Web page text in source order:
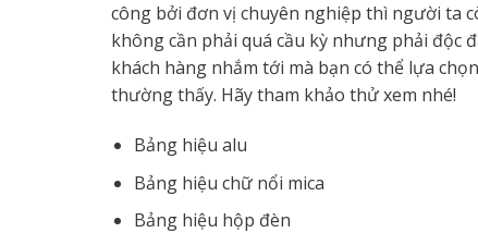
công bởi đơn vị chuyên nghiệp thì người ta
không cần phải quá cầu kỳ nhưng phải độc
khách hàng nhắm tới mà bạn có thể lựa
thường thấy. Hãy tham khảo thử xem nhé!
Bảng hiệu alu
Bảng hiệu chữ nổi mica
Bảng hiệu hộp đèn